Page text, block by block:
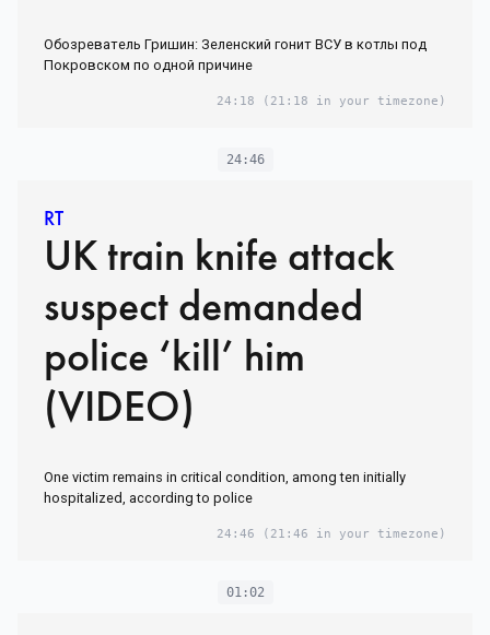
Обозреватель Гришин: Зеленский гонит ВСУ в котлы под
Покровском по одной причине
24:18 (21:18 in your timezone)
24:46
RT
UK train knife attack
suspect demanded
police ‘kill’ him
(VIDEO)
One victim remains in critical condition, among ten initially
hospitalized, according to police
24:46 (21:46 in your timezone)
01:02